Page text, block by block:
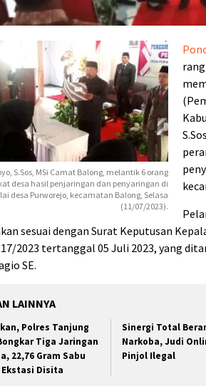
S.Sos, MSi Camat Balong, melantik 6 orang
desa hasil penjaringan dan penyaringan di
desa Purworejo, kecamatan Balong, Selasa
(11/07/2023).
sesuai dengan Surat Keputusan
2023 tertanggal 05 Juli 2023, yang
SE.
LAINNYA
Polres Tanjung
Tiga Jaringan
22,76 Gram Sabu
Ekstasi Disita
Sinergi Total
Narkoba, Judi
Pinjol Ilegal